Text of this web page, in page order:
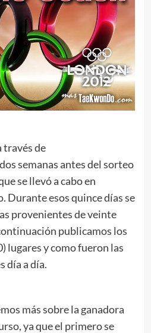
través de
semanas antes del sorteo
se llevó a cabo en
Durante esos quince días se
provenientes de veinte
publicamos los
lugares y como fueron las
día a día.
más sobre la ganadora
ya que el primero se